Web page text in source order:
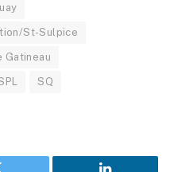
St-Sulpice
Gatineau
SQ